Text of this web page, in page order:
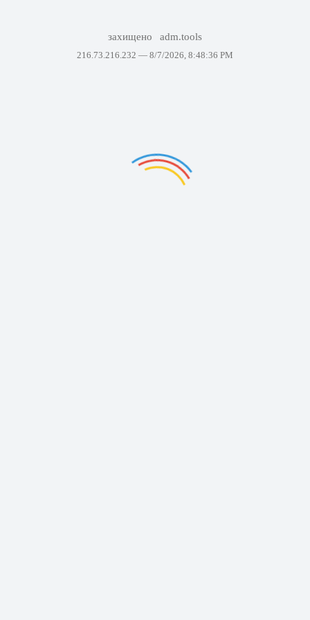
захищено adm.tools
216.73.216.232 — 8/7/2026, 8:48:36 PM